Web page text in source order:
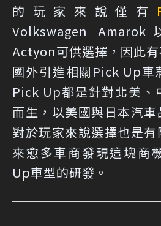
的玩家來說僅有
Volkswagen Amarok
Actyon可供選擇，因此
國外引進相關Pick Up車
Pick Up都是針對北美、
而生，以美國與日本汽
對於玩家來說選擇也是
來愈多車商發現這塊商
Up車型的研發。